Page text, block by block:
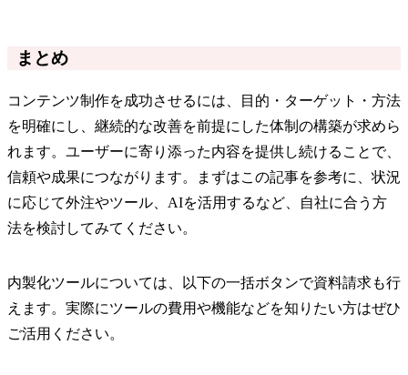
まとめ
コンテンツ制作を成功させるには、目的・ターゲット・方法
を明確にし、継続的な改善を前提にした体制の構築が求めら
れます。ユーザーに寄り添った内容を提供し続けることで、
信頼や成果につながります。まずはこの記事を参考に、状況
に応じて外注やツール、AIを活用するなど、自社に合う方
法を検討してみてください。
内製化ツールについては、以下の一括ボタンで資料請求も行
えます。実際にツールの費用や機能などを知りたい方はぜひ
ご活用ください。